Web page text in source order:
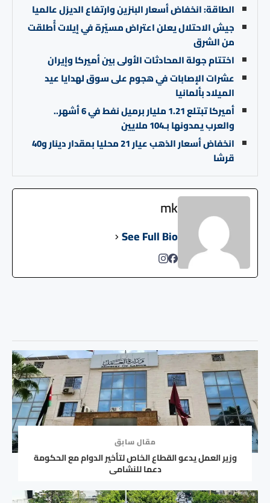
الطاقة: انخفاض أسعار البنزين وارتفاع الديزل عالميا
جيش الاحتلال يعلن اعتراض مسيّرة في إيلات أُطلقت
من الشرق
اختتام جولة المحادثات الأولى بين أميركا وإيران
عشرات الإصابات في هجوم على سوق لهدايا عيد
الميلاد بألمانيا
أميركا تبتلع 1.21 مليار برميل نفط في 6 أشهر..
والعرب يمدونها بـ104 ملايين
انخفاض أسعار الذهب عيار 21 محليا بمقدار دينار و40
قرشا
mk
See Full Bio
مقال سابق
وزير العمل يدعو القطاع الخاص لتأخير الدوام مع الحكومة
دعما للنشامى